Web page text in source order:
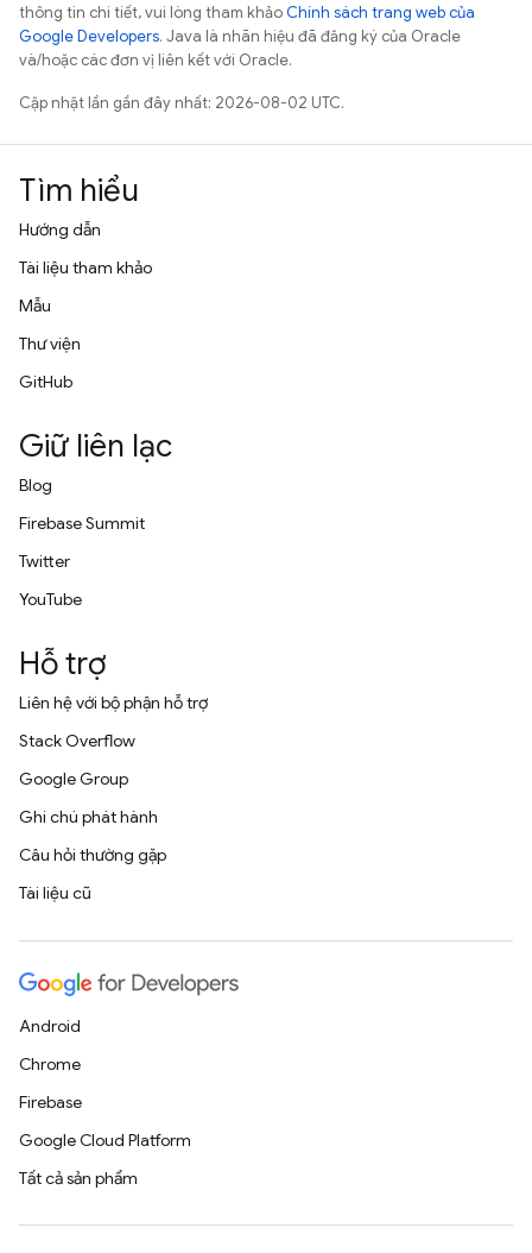
thông tin chi tiết, vui lòng tham khảoChính sách trang web của
Google Developers. Java là nhãn hiệu đã đăng ký của Oracle
và/hoặc các đơn vị liên kết với Oracle.
Cập nhật lần gần đây nhất: 2026-08-02 UTC.
Tìm hiểu
Hướng dẫn
Tài liệu tham khảo
Mẫu
Thư viện
GitHub
Giữ liên lạc
Blog
Firebase Summit
Twitter
YouTube
Hỗ trợ
Liên hệ với bộ phận hỗ trợ
Stack Overflow
Google Group
Ghi chú phát hành
Câu hỏi thường gặp
Tài liệu cũ
Android
Chrome
Firebase
Google Cloud Platform
Tất cả sản phẩm